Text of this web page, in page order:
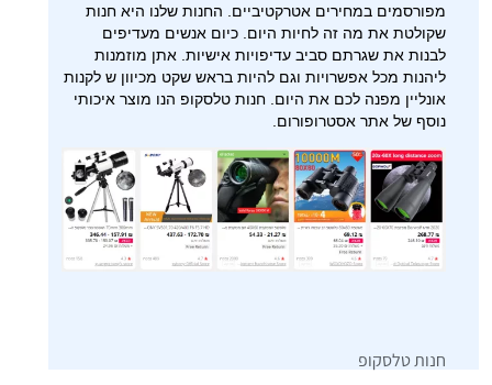
מפורסמים במחירים אטרקטיביים. החנות שלנו היא חנות
שקולטת את מה זה לחיות היום. כיום אנשים מעדיפים
לבנות את שגרתם סביב עדיפויות אישיות. אתן מוזמנות
ליהנות מכל אפשרויות וגם להיות בראש שקט מכיוון ש לקנות
אונליין מפנה לכם את היום. חנות טלסקופ הנו מוצר איכותי
נוסף של אתר אסטרופורום.
חנות טלסקופ